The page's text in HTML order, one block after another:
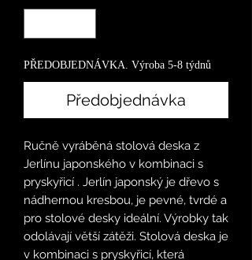
PŘEDOBJEDNÁVKA. Výroba 5-8 týdnů
Předobjednávka
Ručně vyráběná stolová deska z
Jerlínu japonského v kombinaci s
pryskyřicí . Jerlín japonský je dřevo s
nádhernou kresbou, je pevné, tvrdé a
pro stolové desky ideální. Výrobky tak
odolávají větší zátěži. Stolová deska je
v kombinaci s pryskyřicí, která